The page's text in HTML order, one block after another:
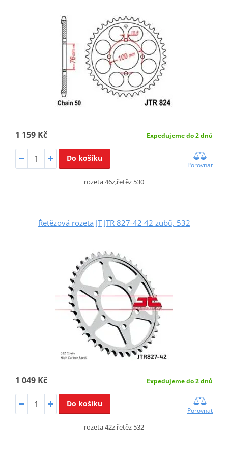
1 159 Kč Expedujeme do 2 dnů
Do košíku
Porovnat
rozeta 46z,řetěz 530
Řetězová rozeta JT JTR 827-42 42 zubů, 532
1 049 Kč Expedujeme do 2 dnů
Do košíku
Porovnat
rozeta 42z,řetěz 532